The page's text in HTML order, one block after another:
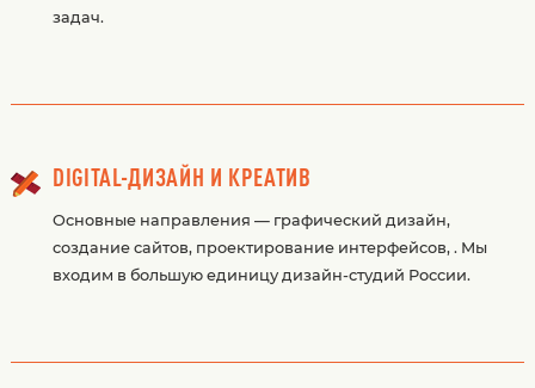
задач.
DIGITAL-ДИЗАЙН И КРЕАТИВ
Основные направления — графический дизайн,
создание сайтов, проектирование интерфейсов, . Мы
входим в большую единицу дизайн-студий России.